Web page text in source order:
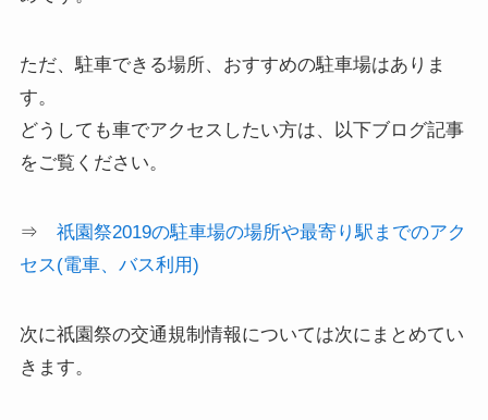
ただ、駐車できる場所、おすすめの駐車場はありま
す。
どうしても車でアクセスしたい方は、以下ブログ記事
をご覧ください。
⇒ 祇園祭2019の駐車場の場所や最寄り駅までのアク
セス(電車、バス利用)
次に祇園祭の交通規制情報については次にまとめてい
きます。